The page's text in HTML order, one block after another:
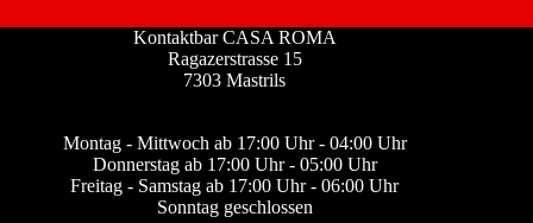
Kontaktbar CASA ROMA
Ragazerstrasse 15
7303 Mastrils
Montag - Mittwoch ab 17:00 Uhr - 04:00 Uhr
Donnerstag ab 17:00 Uhr - 05:00 Uhr
Freitag - Samstag ab 17:00 Uhr - 06:00 Uhr
Sonntag geschlossen